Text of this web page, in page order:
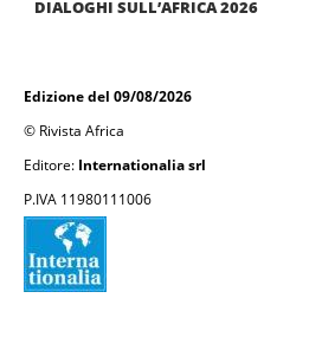
DIALOGHI SULL’AFRICA 2026
Edizione del 09/08/2026
© Rivista Africa
Editore: Internationalia srl
P.IVA 11980111006